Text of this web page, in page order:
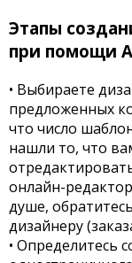
Этапы
при помощи
• Выбираете
предложенных
что число
нашли то, что
онлайн-
душе,
дизайнеру
• Определитесь